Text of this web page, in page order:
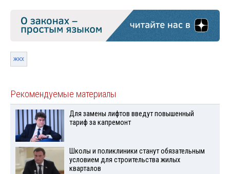
жкх
Рекомендуемые материалы
Для замены лифтов введут повышенный
тариф за капремонт
Школы и поликлиники станут обязательным
условием для строительства жилых
кварталов